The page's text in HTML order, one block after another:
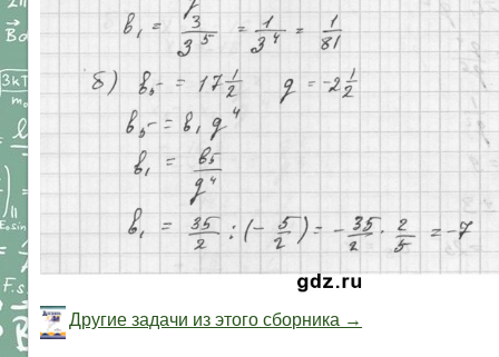
Другие задачи из этого сборника →